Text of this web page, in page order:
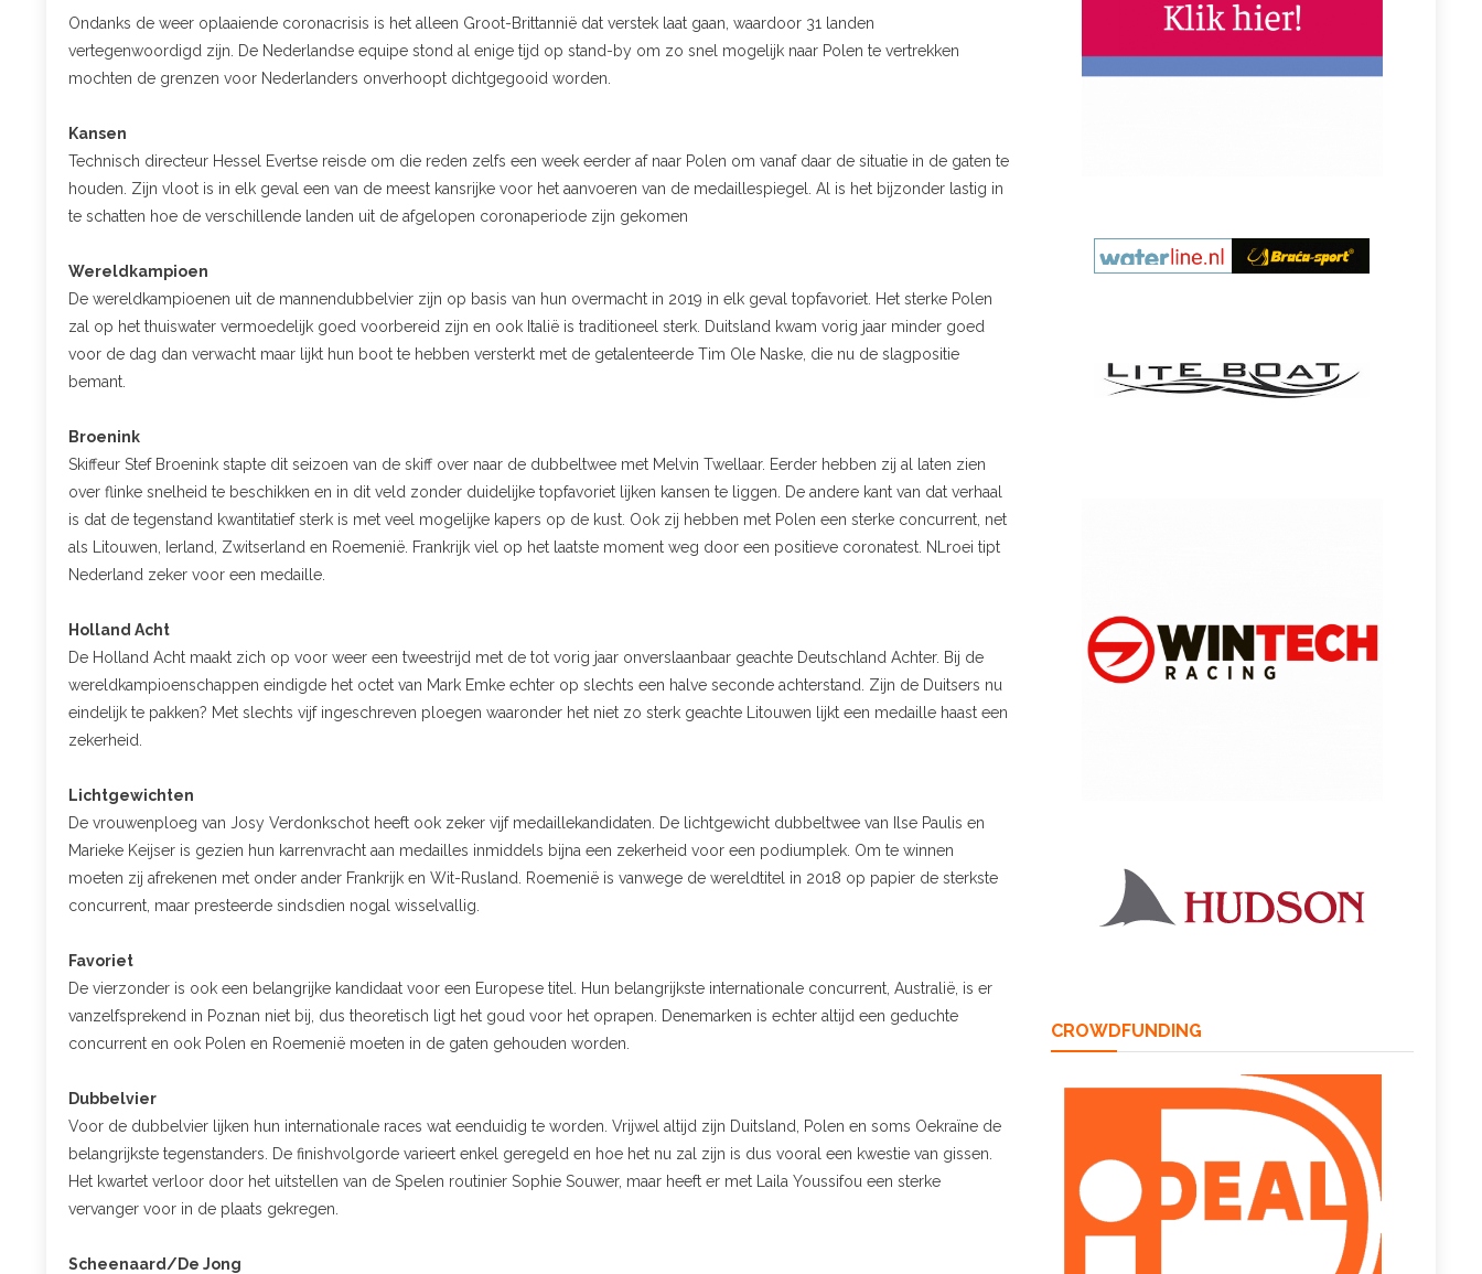
Ondanks de weer oplaaiende coronacrisis is het alleen Groot-Brittannië dat verstek laat gaan, waardoor 31 landen
vertegenwoordigd zijn. De Nederlandse equipe stond al enige tijd op stand-by om zo snel mogelijk naar Polen te vertrekken
mochten de grenzen voor Nederlanders onverhoopt dichtgegooid worden.
Kansen
Technisch directeur Hessel Evertse reisde om die reden zelfs een week eerder af naar Polen om vanaf daar de situatie in de gaten te
houden. Zijn vloot is in elk geval een van de meest kansrijke voor het aanvoeren van de medaillespiegel. Al is het bijzonder lastig in
te schatten hoe de verschillende landen uit de afgelopen coronaperiode zijn gekomen
Wereldkampioen
De wereldkampioenen uit de mannendubbelvier zijn op basis van hun overmacht in 2019 in elk geval topfavoriet. Het sterke Polen
zal op het thuiswater vermoedelijk goed voorbereid zijn en ook Italië is traditioneel sterk. Duitsland kwam vorig jaar minder goed
voor de dag dan verwacht maar lijkt hun boot te hebben versterkt met de getalenteerde Tim Ole Naske, die nu de slagpositie
bemant.
Broenink
Skiffeur Stef Broenink stapte dit seizoen van de skiff over naar de dubbeltwee met Melvin Twellaar. Eerder hebben zij al laten zien
over flinke snelheid te beschikken en in dit veld zonder duidelijke topfavoriet lijken kansen te liggen. De andere kant van dat verhaal
is dat de tegenstand kwantitatief sterk is met veel mogelijke kapers op de kust. Ook zij hebben met Polen een sterke concurrent, net
als Litouwen, Ierland, Zwitserland en Roemenië. Frankrijk viel op het laatste moment weg door een positieve coronatest. NLroei tipt
Nederland zeker voor een medaille.
Holland Acht
De Holland Acht maakt zich op voor weer een tweestrijd met de tot vorig jaar onverslaanbaar geachte Deutschland Achter. Bij de
wereldkampioenschappen eindigde het octet van Mark Emke echter op slechts een halve seconde achterstand. Zijn de Duitsers nu
eindelijk te pakken? Met slechts vijf ingeschreven ploegen waaronder het niet zo sterk geachte Litouwen lijkt een medaille haast een
zekerheid.
Lichtgewichten
De vrouwenploeg van Josy Verdonkschot heeft ook zeker vijf medaillekandidaten. De lichtgewicht dubbeltwee van Ilse Paulis en
Marieke Keijser is gezien hun karrenvracht aan medailles inmiddels bijna een zekerheid voor een podiumplek. Om te winnen
moeten zij afrekenen met onder ander Frankrijk en Wit-Rusland. Roemenië is vanwege de wereldtitel in 2018 op papier de sterkste
concurrent, maar presteerde sindsdien nogal wisselvallig.
Favoriet
De vierzonder is ook een belangrijke kandidaat voor een Europese titel. Hun belangrijkste internationale concurrent, Australië, is er
vanzelfsprekend in Poznan niet bij, dus theoretisch ligt het goud voor het oprapen. Denemarken is echter altijd een geduchte
concurrent en ook Polen en Roemenië moeten in de gaten gehouden worden.
Dubbelvier
Voor de dubbelvier lijken hun internationale races wat eenduidig te worden. Vrijwel altijd zijn Duitsland, Polen en soms Oekraïne de
belangrijkste tegenstanders. De finishvolgorde varieert enkel geregeld en hoe het nu zal zijn is dus vooral een kwestie van gissen.
Het kwartet verloor door het uitstellen van de Spelen routinier Sophie Souwer, maar heeft er met Laila Youssifou een sterke
vervanger voor in de plaats gekregen.
Scheenaard/De Jong
CROWDFUNDING